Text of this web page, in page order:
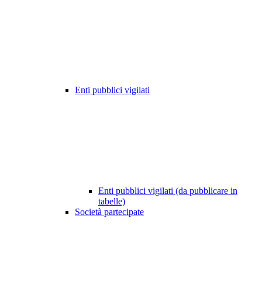
Enti pubblici vigilati
Enti pubblici vigilati (da pubblicare in
tabelle)
Società partecipate